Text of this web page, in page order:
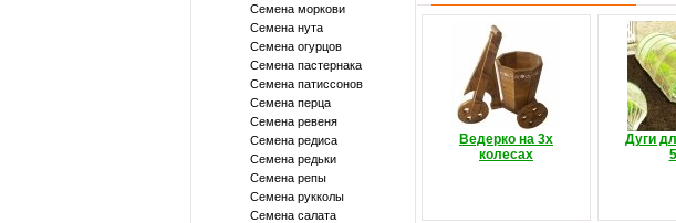
Семена моркови
Семена нута
Семена огурцов
Семена пастернака
Семена патиссонов
Семена перца
Семена ревеня
Семена редиса
Семена редьки
Семена репы
Семена рукколы
Семена салата
Ведерко на 3х
колесах
Дуги